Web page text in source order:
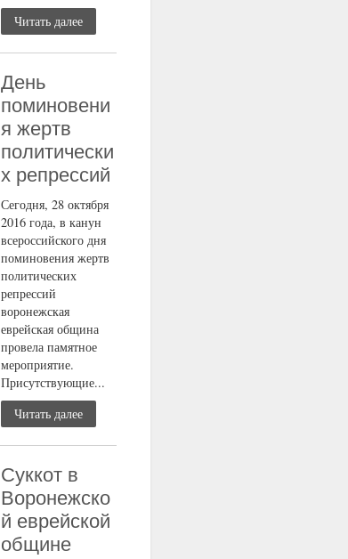
Читать далее
День
поминовени
я жертв
политически
х репрессий
Сегодня, 28 октября
2016 года, в канун
всероссийского дня
поминовения жертв
политических
репрессий
воронежская
еврейская община
провела памятное
мероприятие.
Присутствующие...
Читать далее
Суккот в
Воронежско
й еврейской
общине